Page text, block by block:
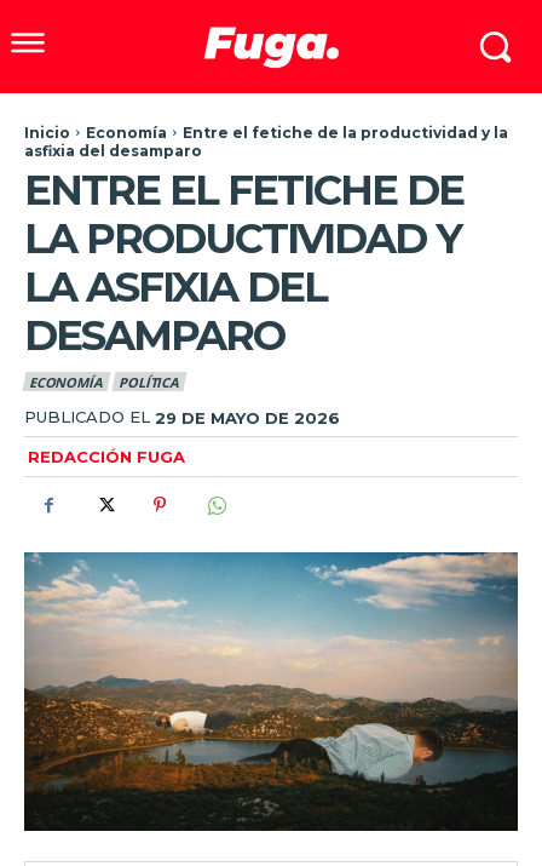
Inicio Economía
Entre el fetiche de la productividad y la
asfixia del desamparo
ENTRE EL FETICHE DE
LA PRODUCTIVIDAD Y
LA ASFIXIA DEL
DESAMPARO
ECONOMÍA POLÍTICA
PUBLICADO EL 29 DE MAYO DE 2026
REDACCIÓN FUGA